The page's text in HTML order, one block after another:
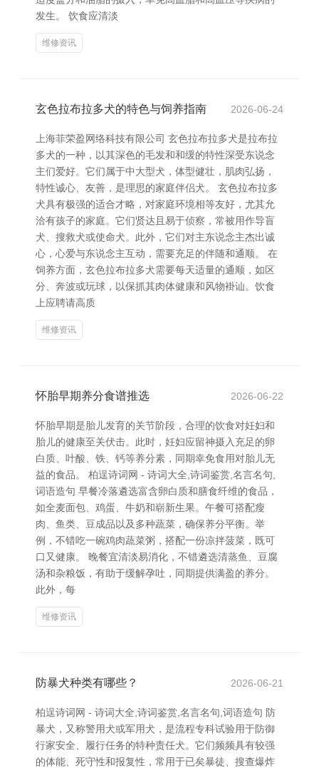
发生。 饮食应清淡
维修资讯
玄色拉布拉多犬的特色与饲养指南 2026-06-24
上海菲荣盈网络科技有限公司 玄色拉布拉多犬是拉布拉
多犬的一种，以其深色的毛发和和缓的特性深受东说念
主们爱好。它们属于中大型犬，体型健壮，肌肉弘扬，
特性诚心、友善，是理思的家庭伴侣犬。 玄色拉布拉多
犬具有极强的适合才略，对家庭环境相等友好，尤其允
洽有孩子的家庭。它们贤达且易于侦察，常被用作导盲
犬、搜救犬或使命犬。此外，它们对主东说念主杰出诚
心，心爱与东说念主互动，需要充足的伴随和通顺。 在
饲养方面，玄色拉布拉多犬需要每天适量的通顺，如区
分、奔波或玩球，以保抓其肉体健康和风物褂讪。饮食
上应聘请高质
维修资讯
怀胎早期养分食谱推选 2026-06-22
怀胎早期是胎儿发育的关节阶段，合理的饮食对妊妇和
胎儿的健康至关伏击。此时，妊妇应留神摄入充足的卵
白质、叶酸、铁、钙等养分素，同期幸免食用对胎儿无
益的食品。 柏逞诗词网 - 诗词大全,诗词鉴赏,名言名句,
词语造句 早餐冷落遴选富含卵白质和膳食纤维的食品，
如全麦面包、鸡蛋、牛奶和崭新生果。午餐可搭配瘦
肉、鱼类、豆成品以及多种蔬菜，确保养分平衡。举
例，不错吃一碗鸡肉蔬菜粥，搭配一份凉拌菠菜，既可
口又健康。 晚餐宜清淡易消化，不错遴选清蒸鱼、豆腐
汤和杂粮饭，有助于缓解孕吐，同期提供满盈的养分。
此外，每
维修资讯
防暴犬种类有哪些？ 2026-06-21
柏逞诗词网 - 诗词大全,诗词鉴赏,名言名句,词语造句 防
暴犬，又称警用犬或军用犬，是流程专科试验用于防御
行家安全、履行任务的特种责任犬。它们频频具有较强
的体能、死守性和报复性，常用于已矣暴徒、搜查爆炸